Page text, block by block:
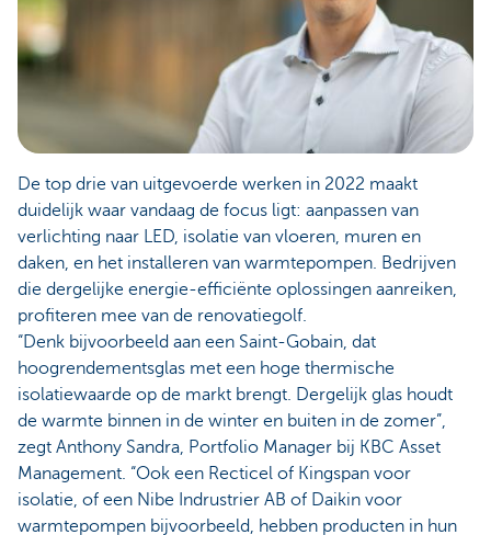
De top drie van uitgevoerde werken in 2022 maakt
duidelijk waar vandaag de focus ligt: aanpassen van
verlichting naar LED, isolatie van vloeren, muren en
daken, en het installeren van warmtepompen. Bedrijven
die dergelijke energie-efficiënte oplossingen aanreiken,
profiteren mee van de renovatiegolf.
“Denk bijvoorbeeld aan een Saint-Gobain, dat
hoogrendementsglas met een hoge thermische
isolatiewaarde op de markt brengt. Dergelijk glas houdt
de warmte binnen in de winter en buiten in de zomer”,
zegt Anthony Sandra, Portfolio Manager bij KBC Asset
Management. “Ook een Recticel of Kingspan voor
isolatie, of een Nibe Indrustrier AB of Daikin voor
warmtepompen bijvoorbeeld, hebben producten in hun